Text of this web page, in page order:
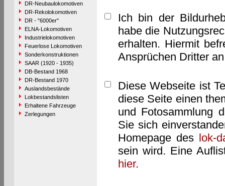
DR-Neubaulokomotiven
DR-Rekolokomotiven
DR - "6000er"
ELNA-Lokomotiven
Industrielokomotiven
Feuerlose Lokomotiven
Sonderkonstruktionen
SAAR (1920 - 1935)
DB-Bestand 1968
DR-Bestand 1970
Auslandsbestände
Lokbestandslisten
Erhaltene Fahrzeuge
Zerlegungen
Ich bin der
habe die
erhalten. Hiermit
Ansprüchen Dritter
Diese Webseite ist
diese Seite einen
und Fotosammlung
Sie sich
Homepage des lok-
sein wird. Eine
hier.